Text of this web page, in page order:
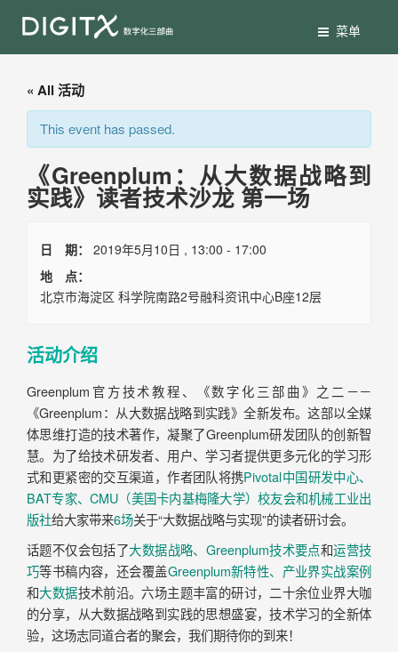
菜单
« All 活动
This event has passed.
《Greenplum：从大数据战略到
实践》读者技术沙龙 第一场
日期： 2019年5月10日 , 13:00 - 17:00
地点：
北京市海淀区 科学院南路2号融科资讯中心B座12层
活动介绍
Greenplum官方技术教程、《数字化三部曲》之二－－
《Greenplum：从大数据战略到实践》全新发布。这部以全媒
体思维打造的技术著作，凝聚了Greenplum研发团队的创新智
慧。为了给技术研发者、用户、学习者提供更多元化的学习形
式和更紧密的交互渠道，作者团队将携Pivotal中国研发中心、
BAT专家、CMU（美国卡内基梅隆大学）校友会和机械工业出
版社给大家带来6场关于“大数据战略与实现”的读者研讨会。
话题不仅会包括了大数据战略、Greenplum技术要点和运营技
巧等书稿内容，还会覆盖Greenplum新特性、产业界实战案例
和大数据技术前沿。六场主题丰富的研讨，二十余位业界大咖
的分享，从大数据战略到实践的思想盛宴，技术学习的全新体
验，这场志同道合者的聚会，我们期待你的到来！